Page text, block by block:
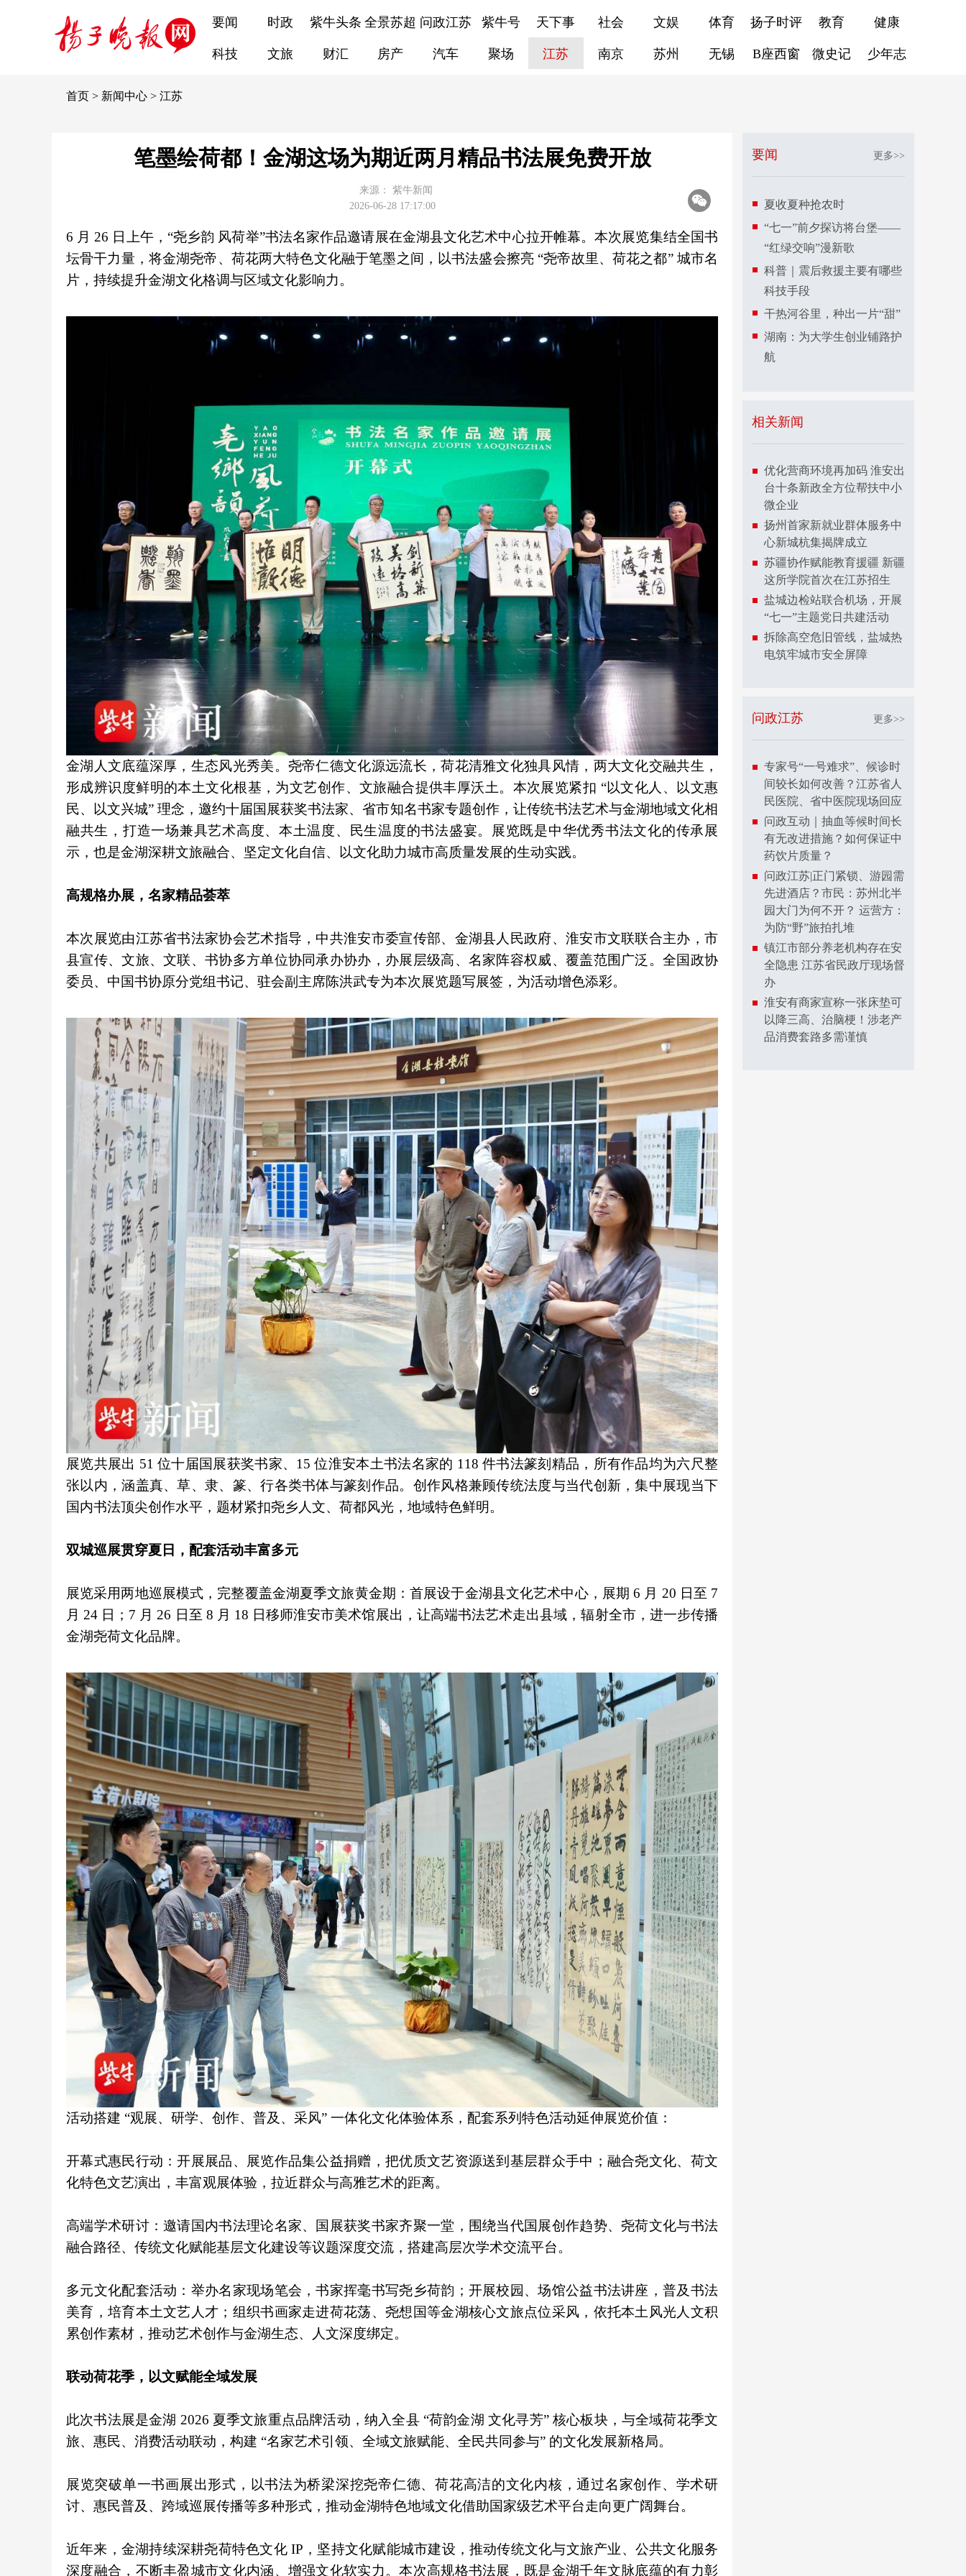
要闻 时政 紫牛头条 全景苏超 问政江苏 紫牛号 天下事 社会 文娱 体育 扬子时评 教育 健康
科技 文旅 财汇 房产 汽车 聚场 江苏 南京 苏州 无锡 B座西窗 微史记 少年志
首页 > 新闻中心 > 江苏
笔墨绘荷都！金湖这场为期近两月精品书法展免费开放
来源：
紫牛新闻
2026-06-28 17:17:00
6 月 26 日上午，“尧乡韵 风荷举”书法名家作品邀请展在金湖县文化艺术中心拉开帷幕。本次展览集结全国书
坛骨干力量，将金湖尧帝、荷花两大特色文化融于笔墨之间，以书法盛会擦亮 “尧帝故里、荷花之都” 城市名
片，持续提升金湖文化格调与区域文化影响力。
金湖人文底蕴深厚，生态风光秀美。尧帝仁德文化源远流长，荷花清雅文化独具风情，两大文化交融共生，
形成辨识度鲜明的本土文化根基，为文艺创作、文旅融合提供丰厚沃土。本次展览紧扣 “以文化人、以文惠
民、以文兴城” 理念，邀约十届国展获奖书法家、省市知名书家专题创作，让传统书法艺术与金湖地域文化相
融共生，打造一场兼具艺术高度、本土温度、民生温度的书法盛宴。展览既是中华优秀书法文化的传承展
示，也是金湖深耕文旅融合、坚定文化自信、以文化助力城市高质量发展的生动实践。
高规格办展，名家精品荟萃
本次展览由江苏省书法家协会艺术指导，中共淮安市委宣传部、金湖县人民政府、淮安市文联联合主办，市
县宣传、文旅、文联、书协多方单位协同承办协办，办展层级高、名家阵容权威、覆盖范围广泛。全国政协
委员、中国书协原分党组书记、驻会副主席陈洪武专为本次展览题写展签，为活动增色添彩。
展览共展出 51 位十届国展获奖书家、15 位淮安本土书法名家的 118 件书法篆刻精品，所有作品均为六尺整
张以内，涵盖真、草、隶、篆、行各类书体与篆刻作品。创作风格兼顾传统法度与当代创新，集中展现当下
国内书法顶尖创作水平，题材紧扣尧乡人文、荷都风光，地域特色鲜明。
双城巡展贯穿夏日，配套活动丰富多元
展览采用两地巡展模式，完整覆盖金湖夏季文旅黄金期：首展设于金湖县文化艺术中心，展期 6 月 20 日至 7
月 24 日；7 月 26 日至 8 月 18 日移师淮安市美术馆展出，让高端书法艺术走出县域，辐射全市，进一步传播
金湖尧荷文化品牌。
活动搭建 “观展、研学、创作、普及、采风” 一体化文化体验体系，配套系列特色活动延伸展览价值：
开幕式惠民行动：开展展品、展览作品集公益捐赠，把优质文艺资源送到基层群众手中；融合尧文化、荷文
化特色文艺演出，丰富观展体验，拉近群众与高雅艺术的距离。
高端学术研讨：邀请国内书法理论名家、国展获奖书家齐聚一堂，围绕当代国展创作趋势、尧荷文化与书法
融合路径、传统文化赋能基层文化建设等议题深度交流，搭建高层次学术交流平台。
多元文化配套活动：举办名家现场笔会，书家挥毫书写尧乡荷韵；开展校园、场馆公益书法讲座，普及书法
美育，培育本土文艺人才；组织书画家走进荷花荡、尧想国等金湖核心文旅点位采风，依托本土风光人文积
累创作素材，推动艺术创作与金湖生态、人文深度绑定。
联动荷花季，以文赋能全域发展
此次书法展是金湖 2026 夏季文旅重点品牌活动，纳入全县 “荷韵金湖 文化寻芳” 核心板块，与全域荷花季文
旅、惠民、消费活动联动，构建 “名家艺术引领、全域文旅赋能、全民共同参与” 的文化发展新格局。
展览突破单一书画展出形式，以书法为桥梁深挖尧帝仁德、荷花高洁的文化内核，通过名家创作、学术研
讨、惠民普及、跨域巡展传播等多种形式，推动金湖特色地域文化借助国家级艺术平台走向更广阔舞台。
近年来，金湖持续深耕尧荷特色文化 IP，坚持文化赋能城市建设，推动传统文化与文旅产业、公共文化服务
深度融合，不断丰盈城市文化内涵、增强文化软实力。本次高规格书法展，既是金湖千年文脉底蕴的有力彰
要闻 更多>>
夏收夏种抢农时
“七一”前夕探访将台堡——
“红绿交响”漫新歌
科普｜震后救援主要有哪些
科技手段
干热河谷里，种出一片“甜”
湖南：为大学生创业铺路护
航
相关新闻
优化营商环境再加码 淮安出
台十条新政全方位帮扶中小
微企业
扬州首家新就业群体服务中
心新城杭集揭牌成立
苏疆协作赋能教育援疆 新疆
这所学院首次在江苏招生
盐城边检站联合机场，开展
“七一”主题党日共建活动
拆除高空危旧管线，盐城热
电筑牢城市安全屏障
问政江苏 更多>>
专家号“一号难求”、候诊时
间较长如何改善？江苏省人
民医院、省中医院现场回应
问政互动｜抽血等候时间长
有无改进措施？如何保证中
药饮片质量？
问政江苏|正门紧锁、游园需
先进酒店？市民：苏州北半
园大门为何不开？ 运营方：
为防“野”旅拍扎堆
镇江市部分养老机构存在安
全隐患 江苏省民政厅现场督
办
淮安有商家宣称一张床垫可
以降三高、治脑梗！涉老产
品消费套路多需谨慎